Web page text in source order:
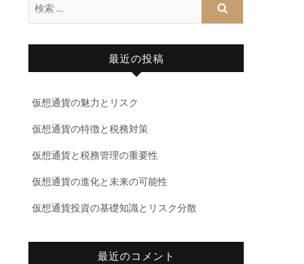
最近の投稿
仮想通貨の魅力とリスク
仮想通貨の特徴と税務対策
仮想通貨と税務管理の重要性
仮想通貨の進化と未来の可能性
仮想通貨投資の基礎知識とリスク分散
最近のコメント